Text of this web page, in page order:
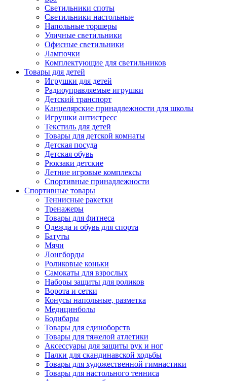
Светильники споты
Светильники настольные
Напольные торшеры
Уличные светильники
Офисные светильники
Лампочки
Комплектующие для светильников
Товары для детей
Игрушки для детей
Радиоуправляемые игрушки
Детский транспорт
Канцелярские принадлежности для школы
Игрушки антистресс
Текстиль для детей
Товары для детской комнаты
Детская посуда
Детская обувь
Рюкзаки детские
Летние игровые комплексы
Спортивные принадлежности
Спортивные товары
Теннисные ракетки
Тренажеры
Товары для фитнеса
Одежда и обувь для спорта
Батуты
Мячи
Лонгборды
Роликовые коньки
Самокаты для взрослых
Наборы защиты для роликов
Ворота и сетки
Конусы напольные, разметка
Медицинболы
Бодибары
Товары для единоборств
Товары для тяжелой атлетики
Аксессуары для защиты рук и ног
Палки для скандинавской ходьбы
Товары для художественной гимнастики
Товары для настольного тенниса